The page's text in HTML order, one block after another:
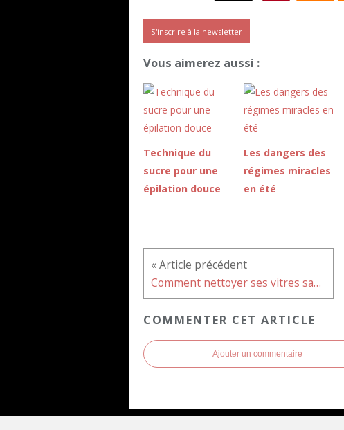
S'inscrire à la newsletter
Vous aimerez aussi :
Technique du
sucre pour une
épilation douce
Les dangers des
régimes miracles
en été
Comment nettoyer ses vitres sans laisser de traces ?
COMMENTER CET ARTICLE
Ajouter un commentaire